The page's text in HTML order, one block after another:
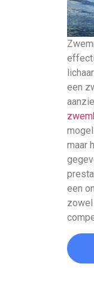
een
maar
een